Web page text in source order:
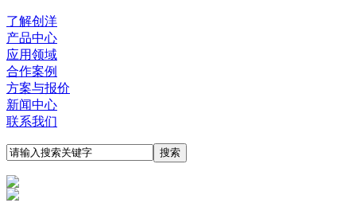
了解创洋
产品中心
应用领域
合作案例
方案与报价
新闻中心
联系我们